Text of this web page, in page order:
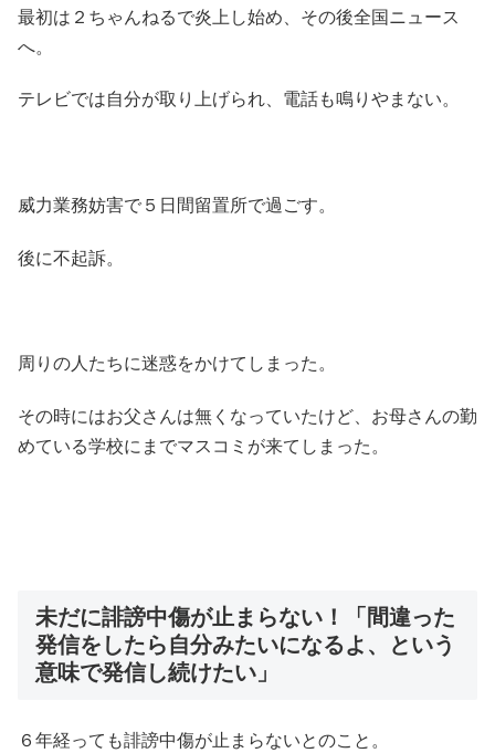
最初は２ちゃんねるで炎上し始め、その後全国ニュース
へ。
テレビでは自分が取り上げられ、電話も鳴りやまない。
威力業務妨害で５日間留置所で過ごす。
後に不起訴。
周りの人たちに迷惑をかけてしまった。
その時にはお父さんは無くなっていたけど、お母さんの勤
めている学校にまでマスコミが来てしまった。
未だに誹謗中傷が止まらない！「間違った
発信をしたら自分みたいになるよ、という
意味で発信し続けたい」
６年経っても誹謗中傷が止まらないとのこと。